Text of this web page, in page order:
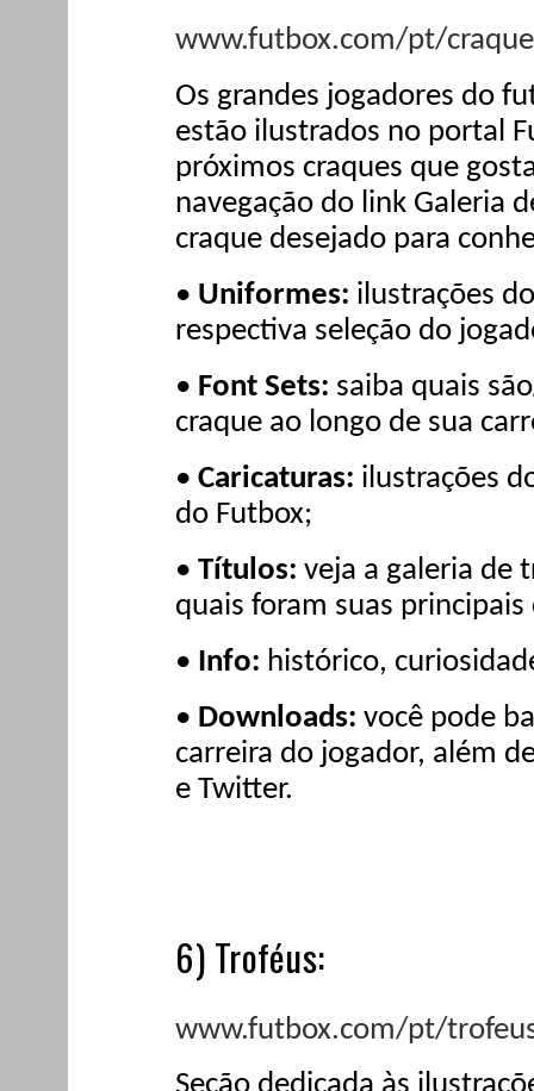
www.futbox.com/pt/
Os grandes jogadores do
estão ilustrados no portal
próximos craques que
navegação do link Galeria
craque desejado para
• Uniformes: ilustrações
respectiva seleção do
• Font Sets: saiba quais
craque ao longo de sua
• Caricaturas: ilustrações
do Futbox;
• Títulos: veja a galeria de
quais foram suas
• Info: histórico,
• Downloads: você pode
carreira do jogador, além
e Twitter.
6) Troféus:
www.futbox.com/pt/